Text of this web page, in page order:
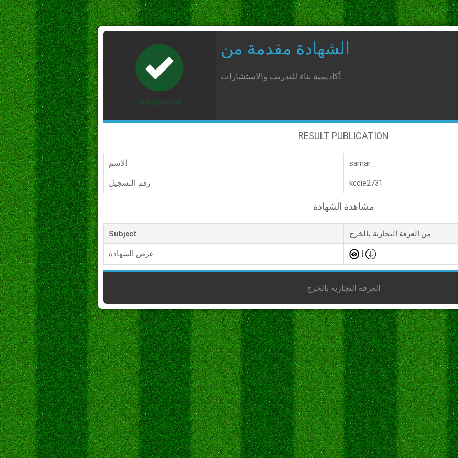
الشهادة مقدمة من
أكاديمية بناء للتدريب والاستشارات
RESULT PUBLICATION
الاسم samar_
رقم التسجيل kccie2731
مشاهدة الشهادة
Subject من الغرفة التجارية بالخرج
عرض الشهادة |
الغرفة التجارية بالخرج